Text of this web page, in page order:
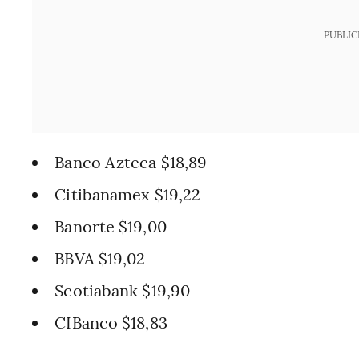
Banco Azteca $18,89
Citibanamex $19,22
Banorte $19,00
BBVA $19,02
Scotiabank $19,90
CIBanco $18,83